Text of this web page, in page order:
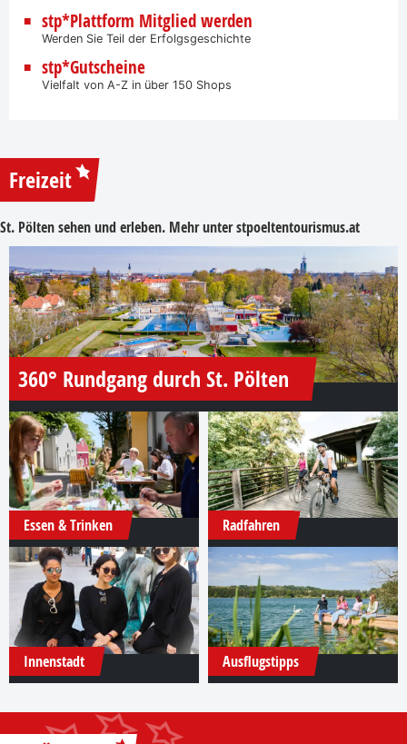
stp*Plattform Mitglied werden
Werden Sie Teil der Erfolgsgeschichte
stp*Gutscheine
Vielfalt von A-Z in über 150 Shops
Freizeit
St. Pölten sehen und erleben. Mehr unterstpoeltentourismus.at
360° Rundgang durch St. Pölten
Essen & Trinken Radfahren
Innenstadt Ausflugstipps